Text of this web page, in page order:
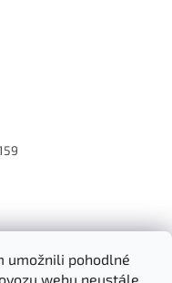
umožnili pohodlné
webu neustále
CZ s.r.o.